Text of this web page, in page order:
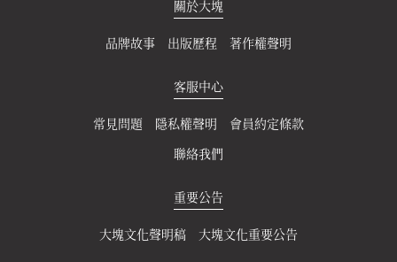
關於大塊
品牌故事 出版歷程 著作權聲明
客服中心
常見問題 隱私權聲明
會員約定條款
聯絡我們
重要公告
大塊文化聲明稿 大塊文化重要公告